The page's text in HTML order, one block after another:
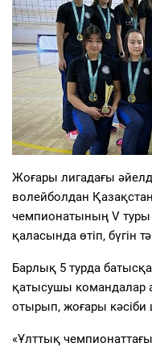
Жоғары лигадағы
волейболдан
чемпионатының V туры
қаласында өтіп, бүгін
Барлық 5 турда
қатысушы командалар
отырып, жоғары кәсіби
«Ұлттық